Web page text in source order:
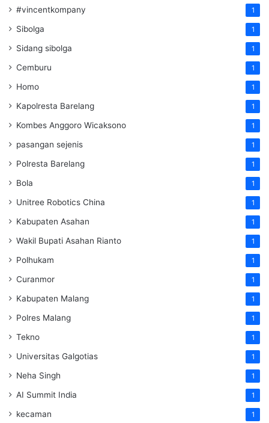
#vincentkompany 1
Sibolga 1
Sidang sibolga 1
Cemburu 1
Homo 1
Kapolresta Barelang 1
Kombes Anggoro Wicaksono 1
pasangan sejenis 1
Polresta Barelang 1
Bola 1
Unitree Robotics China 1
Kabupaten Asahan 1
Wakil Bupati Asahan Rianto 1
Polhukam 1
Curanmor 1
Kabupaten Malang 1
Polres Malang 1
Tekno 1
Universitas Galgotias 1
Neha Singh 1
AI Summit India 1
kecaman 1